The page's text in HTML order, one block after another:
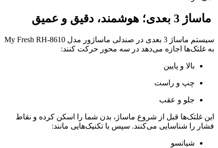
ماساژ 3 بعدی؛ هوشمند، دقیق و عمیق
سیستم ماساژ 3 بعدی در صندلی ماساژور مدل My Fresh RH-8610
به غلتک‌ها اجازه می‌دهد در سه محور حرکت کنند:
بالا و پایین
چپ و راست
جلو و عقب
این غلتک‌ها قبل از شروع ماساژ، بدن شما را اسکن کرده و نقاط
فشار را شناسایی می‌کنند. سپس با تکنیک‌هایی مانند:
شیاتسو